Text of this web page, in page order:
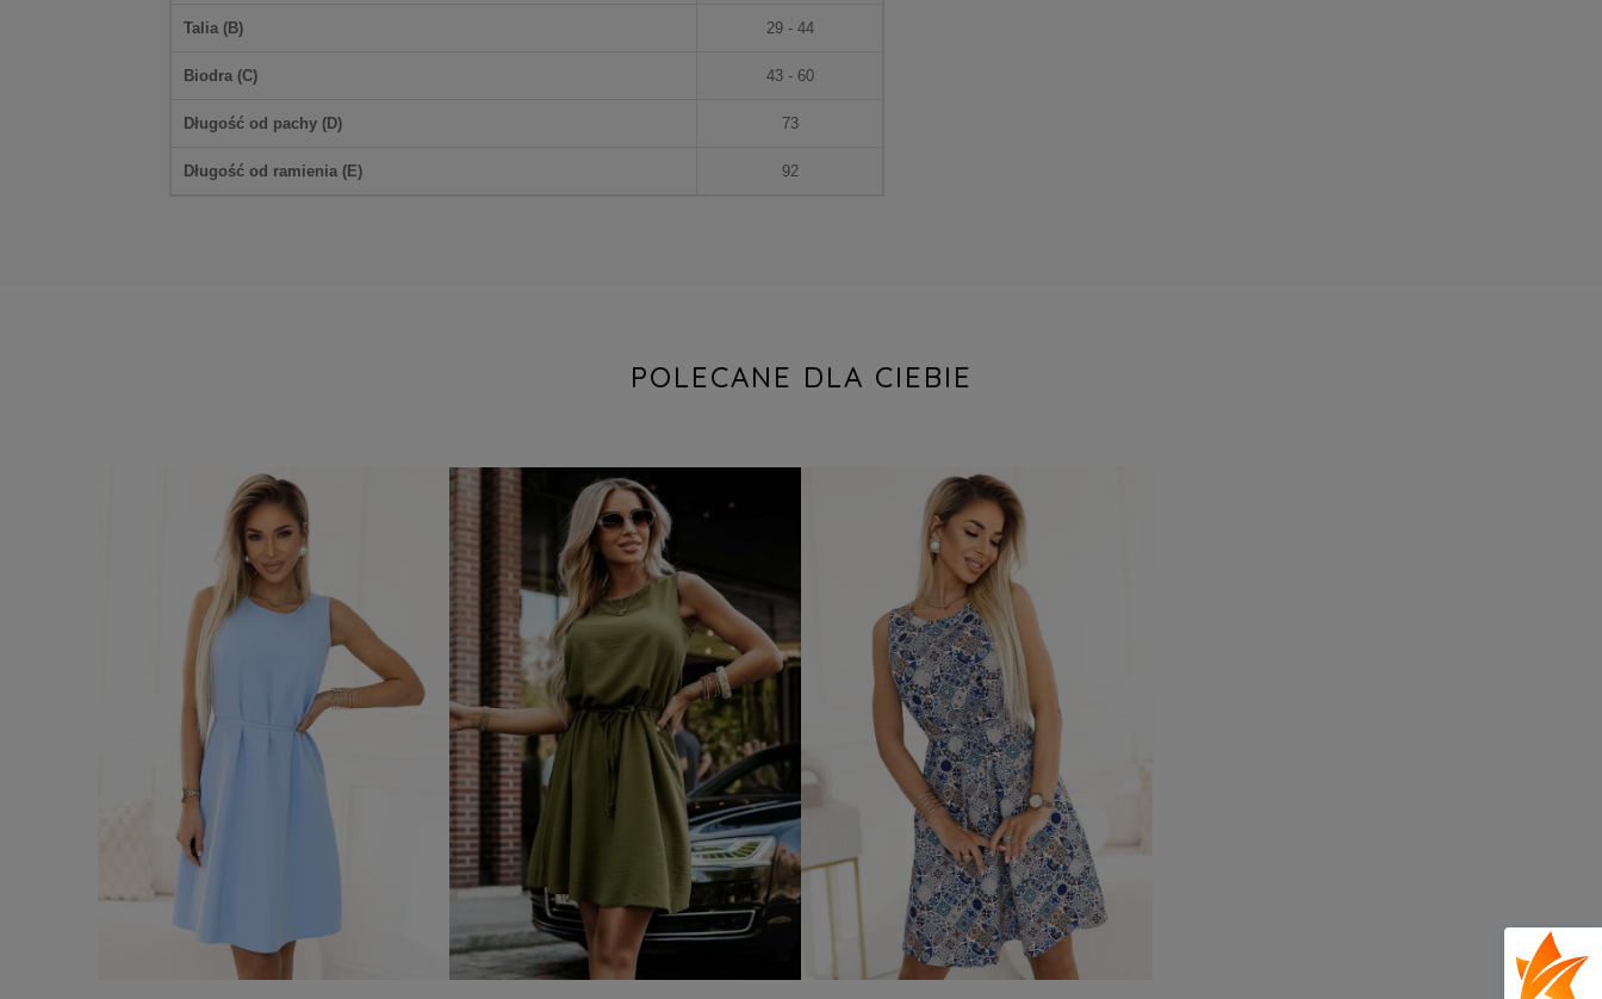
Talia ( B) 29 - 44
Biodra (C) 43 - 60
Długość od pachy ( D) 73
Długość od ramienia ( E) 92
POLECANE DLA CIEBIE